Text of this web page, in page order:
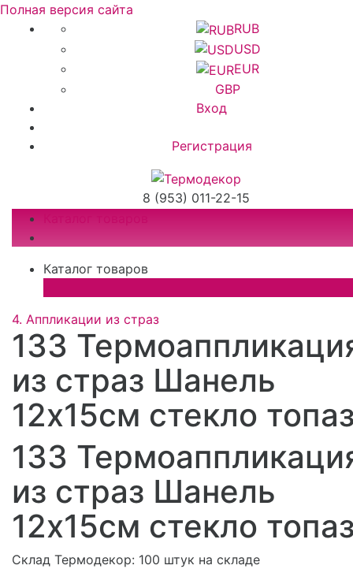
Полная версия сайта
RUB
USD
EUR
GBP
Вход
Регистрация
8 (953) 011-22-15
Каталог товаров
4. Аппликации из страз
133
из страз Шанель
12х15см стекло
133
из страз Шанель
12х15см стекло
Склад Термодекор: 100 штук на складе